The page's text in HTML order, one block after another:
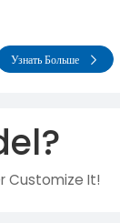
Узнать Больше
Customize It!